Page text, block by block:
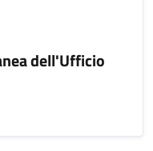
dell'Ufficio